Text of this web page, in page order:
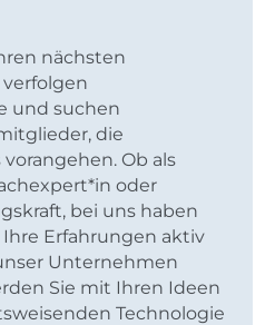
nächsten
und suchen
die
Ob als
oder
bei uns haben
Erfahrungen aktiv
Unternehmen
Sie mit Ihren Ideen
Technologie